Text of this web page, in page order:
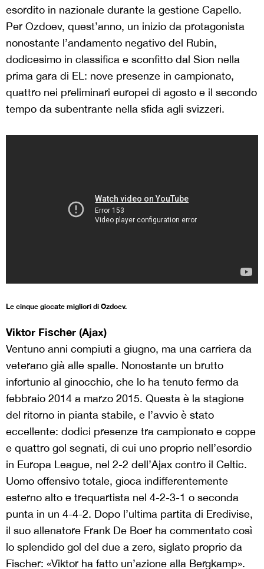
esordito in nazionale durante la gestione Capello.
Per Ozdoev, quest’anno, un inizio da protagonista
nonostante l’andamento negativo del Rubin,
dodicesimo in classifica e sconfitto dal Sion nella
prima gara di EL: nove presenze in campionato,
quattro nei preliminari europei di agosto e il secondo
tempo da subentrante nella sfida agli svizzeri.
Le cinque giocate migliori di Ozdoev.
Viktor Fischer (Ajax)
Ventuno anni compiuti a giugno, ma una carriera da
veterano già alle spalle. Nonostante un brutto
infortunio al ginocchio, che lo ha tenuto fermo da
febbraio 2014 a marzo 2015. Questa è la stagione
del ritorno in pianta stabile, e l’avvio è stato
eccellente: dodici presenze tra campionato e coppe
e quattro gol segnati, di cui uno proprio nell’esordio
in Europa League, nel 2-2 dell’Ajax contro il Celtic.
Uomo offensivo totale, gioca indifferentemente
esterno alto e trequartista nel 4-2-3-1 o seconda
punta in un 4-4-2. Dopo l’ultima partita di Eredivise,
il suo allenatore Frank De Boer ha commentato così
lo splendido gol del due a zero, siglato proprio da
Fischer: «Viktor ha fatto un’azione alla Bergkamp».